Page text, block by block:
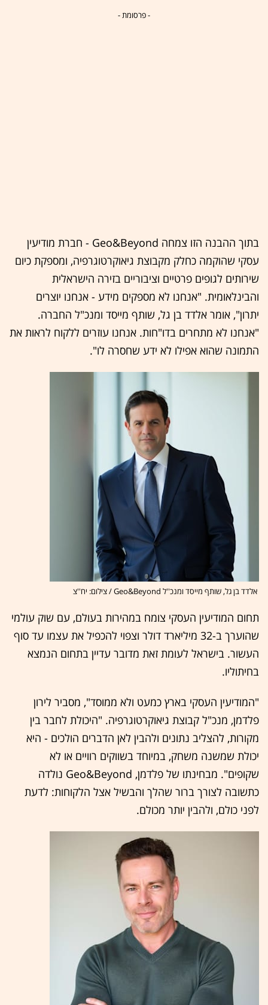
- פרסומת -
בתוך ההבנה הזו צמחה Geo&Beyond - חברת מודיעין
עסקי שהוקמה כחלק מקבוצת גיאוקרטוגרפיה, ומספקת כיום
שירותים לגופים פרטיים וציבוריים בזירה הישראלית
והבינלאומית. "אנחנו לא מספקים מידע - אנחנו יוצרים
יתרון", אומר אלדד בן גל, שותף מייסד ומנכ"ל החברה.
"אנחנו לא מתחרים בדו"חות. אנחנו עוזרים ללקוח לראות את
התמונה שהוא אפילו לא ידע שחסרה לו".
אלדד בן גל, שותף מייסד ומנכ''ל Geo&Beyond / צילום: יח''צ
תחום המודיעין העסקי צומח במהירות בעולם, עם שוק עולמי
שהוערך ב-32 מיליארד דולר וצפוי להכפיל את עצמו עד סוף
העשור. בישראל לעומת זאת מדובר עדיין בתחום הנמצא
בחיתוליו.
"המודיעין העסקי בארץ כמעט ולא ממוסד", מסביר לירון
פלדמן, מנכ"ל קבוצת גיאוקרטוגרפיה. "היכולת לחבר בין
מקורות, להצליב נתונים ולהבין לאן הדברים הולכים - היא
יכולת שמשנה משחק, במיוחד בשווקים רוויים או לא
שקופים". מבחינתו של פלדמן, Geo&Beyond נולדה
כתשובה לצורך ברור שהלך והבשיל אצל הלקוחות: לדעת
לפני כולם, ולהבין יותר מכולם.